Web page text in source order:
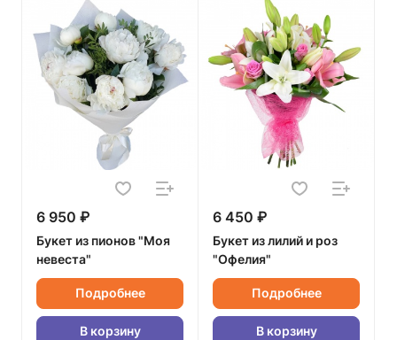
6 950 ₽
Букет из пионов "Моя
невеста"
Подробнее
В корзину
6 450 ₽
Букет из лилий и роз
"Офелия"
Подробнее
В корзину